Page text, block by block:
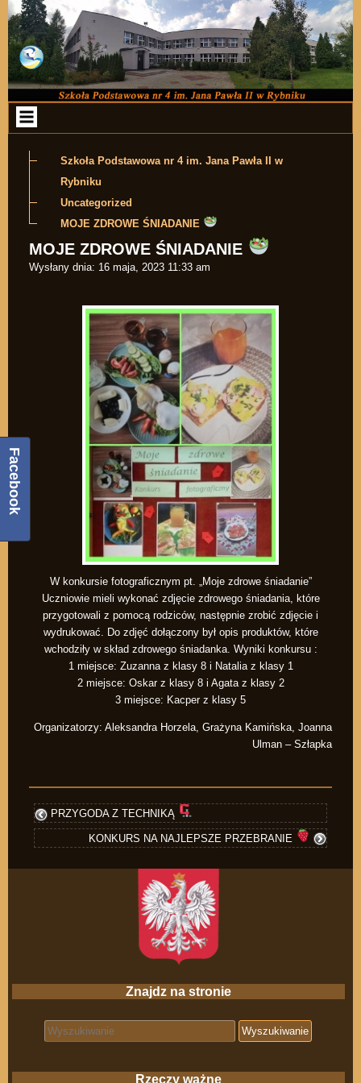
Przejdź do zawartości
Szkoła Podstawowa nr 4 im. Jana Pawła II w
Rybniku
Uncategorized
MOJE ZDROWE ŚNIADANIE
MOJE ZDROWE ŚNIADANIE
Wysłany dnia: 16 maja, 2023 11:33 am
W konkursie fotograficznym pt. „Moje zdrowe śniadanie”
Uczniowie mieli wykonać zdjęcie zdrowego śniadania, które
przygotowali z pomocą rodziców, następnie zrobić zdjęcie i
wydrukować. Do zdjęć dołączony był opis produktów, które
wchodziły w skład zdrowego śniadanka. Wyniki konkursu :
1 miejsce: Zuzanna z klasy 8 i Natalia z klasy 1
2 miejsce: Oskar z klasy 8 i Agata z klasy 2
3 miejsce: Kacper z klasy 5
Organizatorzy: Aleksandra Horzela, Grażyna Kamińska, Joanna
Ulman – Szłapka
PRZYGODA Z TECHNIKĄ
KONKURS NA NAJLEPSZE PRZEBRANIE
Znajdz na stronie
Search for:
Rzeczy ważne
Facebook